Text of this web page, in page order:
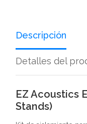
Descripción
Detalles del
EZ Acoustics
Stands)